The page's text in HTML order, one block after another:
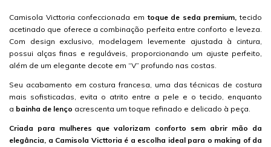
Camisola Victtoria confeccionada emtoque de seda premium, tecido
acetinado que oferece a combinação perfeita entre conforto e leveza.
Com design exclusivo, modelagem levemente ajustada à cintura,
possui alças finas e reguláveis, proporcionando um ajuste perfeito,
além de um elegante decote em “V” profundo nas costas.
Seu acabamento em costura francesa, uma das técnicas de costura
mais sofisticadas, evita o atrito entre a pele e o tecido, enquanto
a bainha de lenço acrescenta um toque refinado e delicado à peça.
Criada para mulheres que valorizam conforto sem abrir mão da
elegância, a Camisola Victtoria é a escolha ideal para o making of da